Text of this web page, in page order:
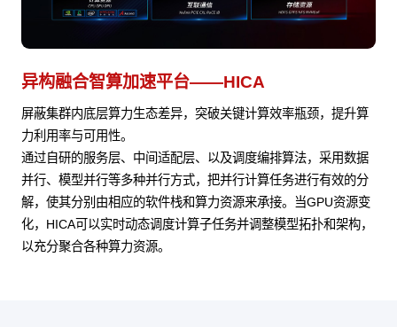
异构融合智算加速平台——HICA
屏蔽集群内底层算力生态差异，突破关键计算效率瓶颈，提升算
力利用率与可用性。
通过自研的服务层、中间适配层、以及调度编排算法，采用数据
并行、模型并行等多种并行方式，把并行计算任务进行有效的分
解，使其分别由相应的软件栈和算力资源来承接。当GPU资源变
化，HICA可以实时动态调度计算子任务并调整模型拓扑和架构，
以充分聚合各种算力资源。